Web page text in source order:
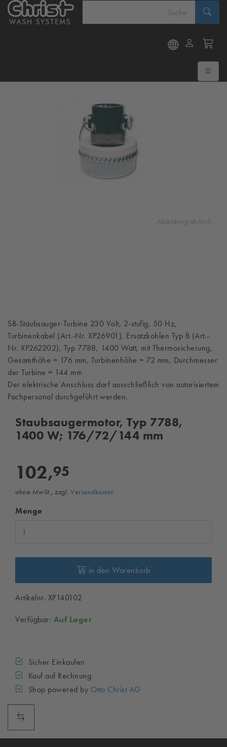
Abbildung ähnlich
SB-Staubsauger-Turbine 230 Volt, 2-stufig, 50 Hz,
Turbinenkabel (Art.-Nr. XP26901), Ersatzkohlen Typ B (Art.-
Nr. XP262202), Typ 7788, 1400 Watt, mit Thermosicherung,
Gesamthöhe = 176 mm, Turbinenhöhe = 72 mm, Durchmesser
der Turbine = 144 mm
Der elektrische Anschluss darf ausschließlich von autorisiertem
Fachpersonal durchgeführt werden.
Staubsaugermotor, Typ 7788,
1400 W; 176/72/144 mm
102,95
ohne MwSt., zzgl. Versandkosten
Menge
in den Warenkorb
Artikelnr. XP140102
Verfügbar: Auf Lager
Sicher Einkaufen
Kauf auf Rechnung
Shop powered by Otto Christ AG